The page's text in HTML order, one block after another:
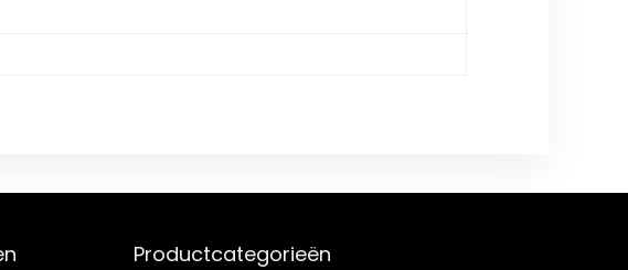
Productcategorieën